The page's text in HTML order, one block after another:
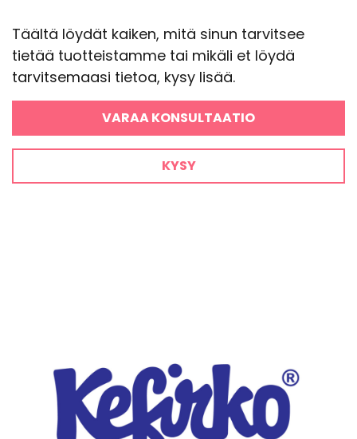
Täältä löydät kaiken, mitä sinun tarvitsee
tietää tuotteistamme tai mikäli et löydä
tarvitsemaasi tietoa, kysy lisää.
VARAA KONSULTAATIO
KYSY